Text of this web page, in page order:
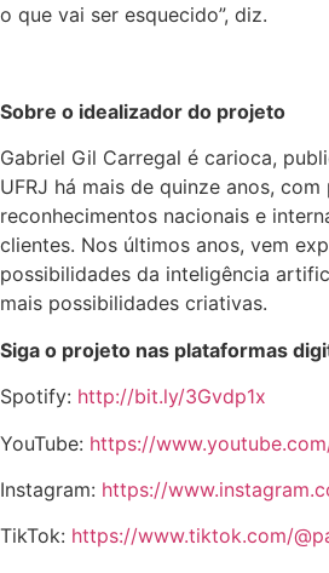
o que vai ser esquecido”, diz.
Sobre o idealizador do projeto
Gabriel Gil Carregal é carioca,
UFRJ há mais de quinze anos, com
reconhecimentos nacionais e
clientes. Nos últimos anos, vem
possibilidades da inteligência
mais possibilidades criativas.
Siga o projeto nas plataformas
Spotify: http://bit.ly/3Gvdp1x
YouTube: https://
Instagram: https://
TikTok: https://www.tiktok.com/